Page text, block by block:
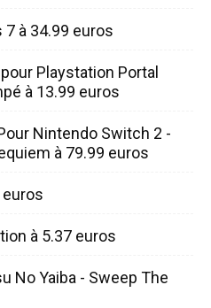
7 à 34.99 euros
Playstation Portal
à 13.99 euros
Nintendo Switch 2 -
à 79.99 euros
euros
à 5.37 euros
No Yaiba - Sweep The